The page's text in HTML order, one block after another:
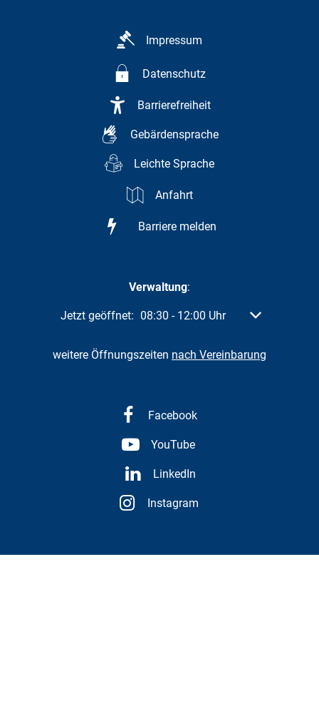
Impressum
Datenschutz
Barrierefreiheit
Gebärdensprache
Leichte Sprache
Anfahrt
Barriere melden
Verwaltung:
Klicken, um weitere Öffnungs- oder Schließzeiten
Jetzt geöffnet: 08:30 - 12:00 Uhr Von 08:30 bis
weitere Öffnungszeiten nach Vereinbarung
Facebook
YouTube
LinkedIn
Instagram